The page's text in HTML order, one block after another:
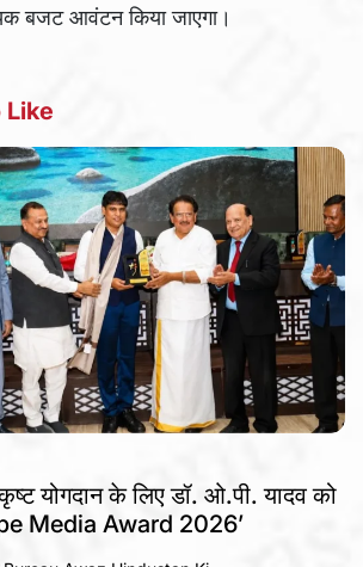
बजट आवंटन किया जाएगा।
Like
योगदान के लिए डॉ. ओ.पी. यादव को
Media Award 2026’